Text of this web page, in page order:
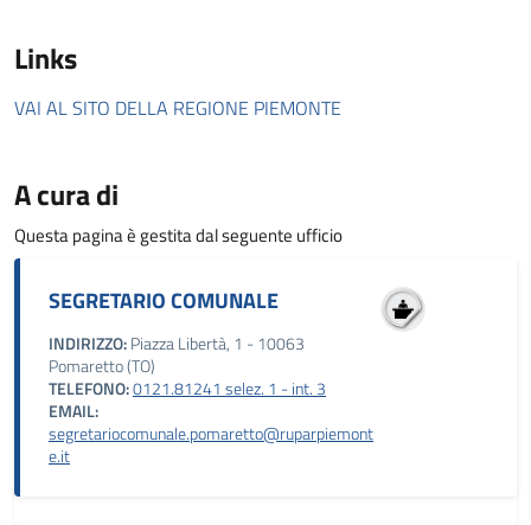
Links
VAI AL SITO DELLA REGIONE PIEMONTE
A cura di
Questa pagina è gestita dal seguente ufficio
SEGRETARIO COMUNALE
INDIRIZZO:Piazza Libertà, 1 - 10063
Pomaretto (TO)
TELEFONO:0121.81241 selez. 1 - int. 3
EMAIL:
segretariocomunale.pomaretto@ruparpiemont
e.it